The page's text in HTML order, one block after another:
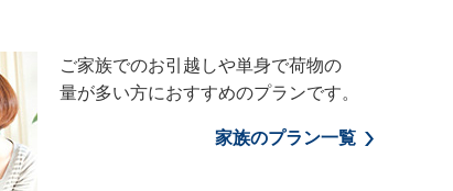
ご家族でのお引越しや単身で荷物の
量が多い方におすすめのプランです。
家族のプラン一覧